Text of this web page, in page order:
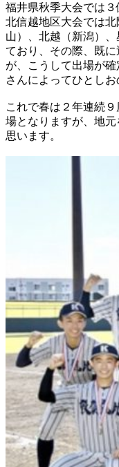
福井県秋季大会では
北信越地区大会では
山）、北越（新潟）
ており、その際、既
が、こうして出場が
さんによってひとしお
これで春は２年連続
場となりますが、地
思います。